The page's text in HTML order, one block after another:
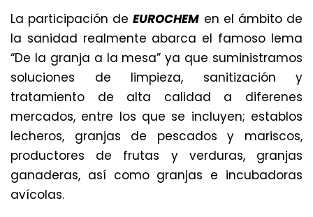
La participación deEUROCHEM en el ámbito de
la sanidad realmente abarca el famoso lema
“De la granja a la mesa” ya que suministramos
soluciones de limpieza, sanitización y
tratamiento de alta calidad a diferenes
mercados, entre los que se incluyen; establos
lecheros, granjas de pescados y mariscos,
productores de frutas y verduras, granjas
ganaderas, así como granjas e incubadoras
avícolas.